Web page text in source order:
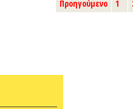
Προηγούμενο 1